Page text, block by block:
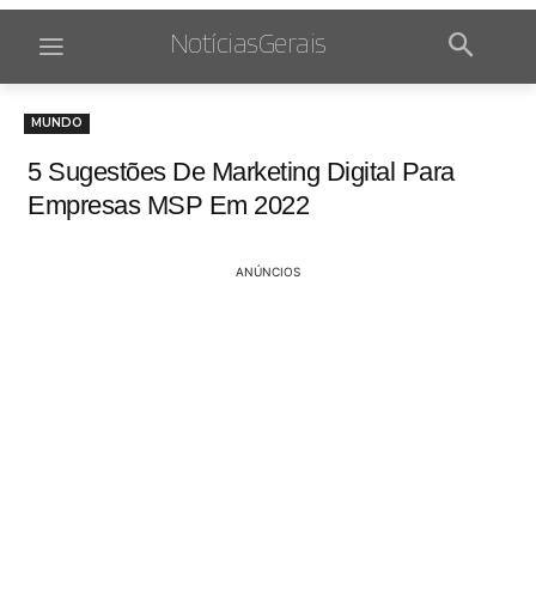
NotíciasGerais
MUNDO
5 Sugestões De Marketing Digital Para
Empresas MSP Em 2022
ANÚNCIOS